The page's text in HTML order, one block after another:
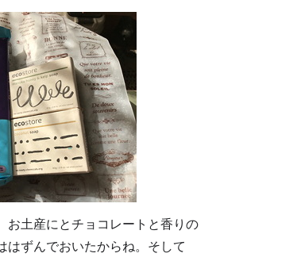
お土産にとチョコレートと香りの
はずんでおいたからね。そして